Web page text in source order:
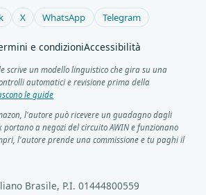
X WhatsApp Telegram
e condizioniAccessibilità
scrive un modello linguistico che gira su una
automatici e revisione prima della
le guide
l'autore può ricevere un guadagno dagli
a negozi del circuito AWIN e funzionano
l'autore prende una commissione e tu paghi il
Brasile, P.I. 01444800559